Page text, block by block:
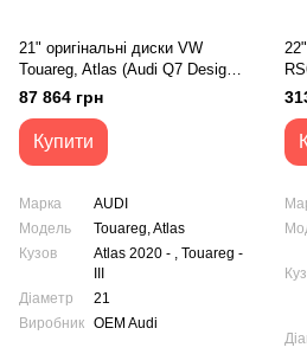
21" оригінальні диски VW
Touareg, Atlas (Audi Q7 Design)
(4M0601025K)
87 864 грн
Купити
Марка
AUDI
Модель
Touareg, Atlas
Кузов
Atlas 2020 - , Touareg -
Діаметр
21
Виробник OEM Audi